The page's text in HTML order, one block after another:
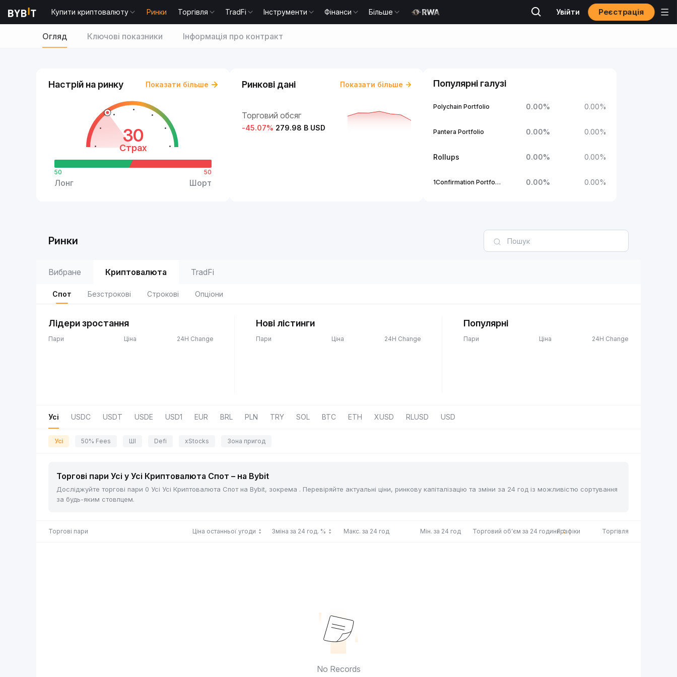
Купити криптовалюту Ринки Торгівля TradFi Інструменти Фінанси Більше Увійти Реєстрація
Огляд Ключові показники Інформація про контракт
Настрій на ринку Показати більше
30
Страх
50
Лонг
50
Шорт
Ринкові дані Показати більше
Торговий обсяг
-45.07% 279.98 B USD
Популярні галузі
Polychain Portfolio 0.00% 0.00%
Pantera Portfolio 0.00% 0.00%
Rollups 0.00% 0.00%
1Confirmation Portfolio 0.00% 0.00%
Ринки
Вибране Криптовалюта TradFi
Спот Безстрокові Строкові Опціони
Лідери зростання
Пари Ціна 24H Change
Нові лістинги
Пари Ціна 24H Change
Популярні
Пари Ціна 24H Change
Усі USDC USDT USDE USD1 EUR BRL PLN TRY SOL BTC ETH XUSD RLUSD USD
Усі 50% Fees ШІ Defi xStocks Зона пригод
Торгові пари Усі у Усі Криптовалюта Спот – на Bybit
Досліджуйте торгові пари 0 Усі Усі Криптовалюта Спот на Bybit, зокрема . Перевіряйте актуальні ціни, ринкову капіталізацію та зміни за 24 год із можливістю сортування
за будь-яким стовпцем.
Торгові пари Ціна останньої угоди Зміна за 24 год. % Макс. за 24 год Мін. за 24 год Торговий об’єм за 24 годиниГрафіки Торгівля
No Records